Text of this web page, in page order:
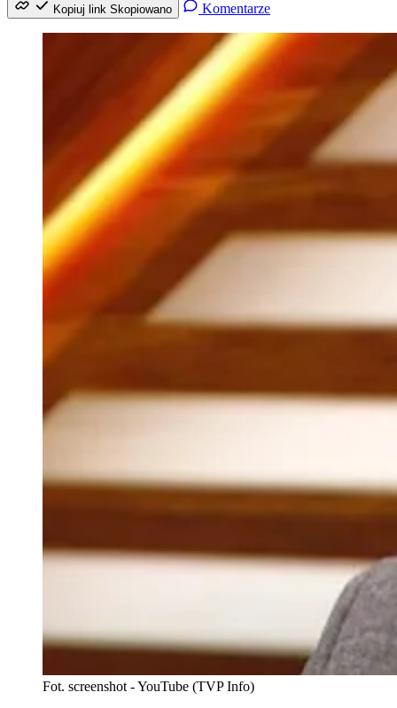
Kopiuj link Skopiowano Komentarze
Fot. screenshot - YouTube (TVP Info)